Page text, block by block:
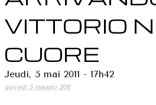
VITTORIO
CUORE
Jeudi, 5 mai 2011 - 17h42
giovedì 5 maggio 2011